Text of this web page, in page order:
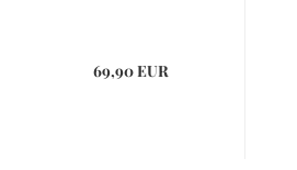
69,90 EUR